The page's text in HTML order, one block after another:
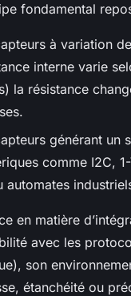
fondamental
à variation
interne varie
la résistance
générant un
comme I2C,
automates
en matière
avec les
son
étanchéité ou